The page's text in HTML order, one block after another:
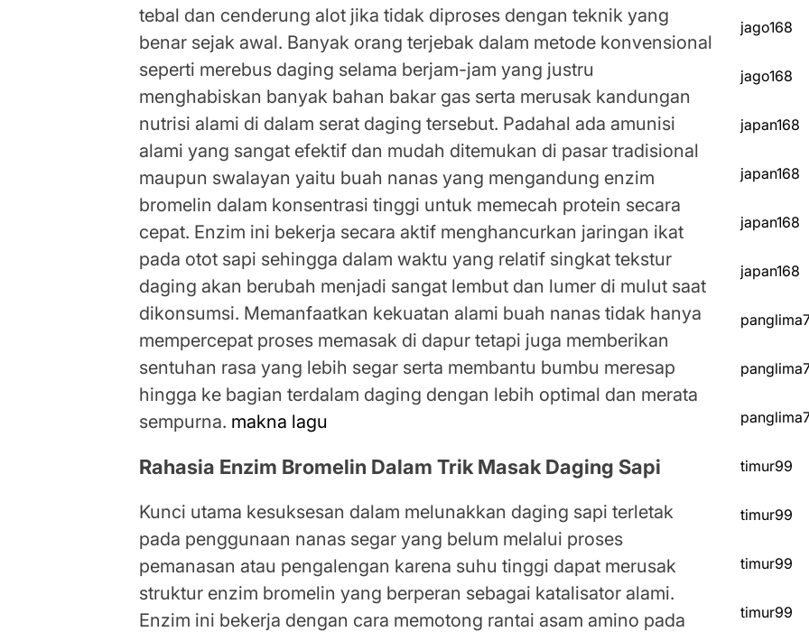
tebal dan cenderung alot jika tidak diproses dengan teknik yang
benar sejak awal. Banyak orang terjebak dalam metode konvensional
seperti merebus daging selama berjam-jam yang justru
menghabiskan banyak bahan bakar gas serta merusak kandungan
nutrisi alami di dalam serat daging tersebut. Padahal ada amunisi
alami yang sangat efektif dan mudah ditemukan di pasar tradisional
maupun swalayan yaitu buah nanas yang mengandung enzim
bromelin dalam konsentrasi tinggi untuk memecah protein secara
cepat. Enzim ini bekerja secara aktif menghancurkan jaringan ikat
pada otot sapi sehingga dalam waktu yang relatif singkat tekstur
daging akan berubah menjadi sangat lembut dan lumer di mulut saat
dikonsumsi. Memanfaatkan kekuatan alami buah nanas tidak hanya
mempercepat proses memasak di dapur tetapi juga memberikan
sentuhan rasa yang lebih segar serta membantu bumbu meresap
hingga ke bagian terdalam daging dengan lebih optimal dan merata
sempurna. makna lagu
Rahasia Enzim Bromelin Dalam Trik Masak Daging Sapi
Kunci utama kesuksesan dalam melunakkan daging sapi terletak
pada penggunaan nanas segar yang belum melalui proses
pemanasan atau pengalengan karena suhu tinggi dapat merusak
struktur enzim bromelin yang berperan sebagai katalisator alami.
Enzim ini bekerja dengan cara memotong rantai asam amino pada
jago168
jago168
japan168
japan168
japan168
japan168
timur99
timur99
timur99
timur99